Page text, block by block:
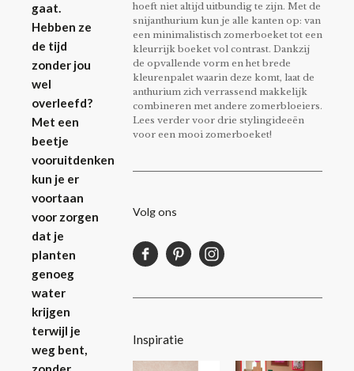
gaat.
Hebben ze
de tijd
zonder jou
wel
overleefd?
Met een
beetje
vooruitdenken
kun je er
voortaan
voor zorgen
dat je
planten
genoeg
water
krijgen
terwijl je
weg bent,
hoeft niet altijd uitbundig te zijn. Met de
snijanthurium kun je alle kanten op: van
een minimalistisch zomerboeket tot een
kleurrijk boeket vol contrast. Dankzij
de opvallende vorm en het brede
kleurenpalet waarin deze komt, laat de
anthurium zich verrassend makkelijk
combineren met andere zomerbloeiers.
Lees verder voor drie stylingideeën
voor een mooi zomerboeket!
Volg ons
Inspiratie